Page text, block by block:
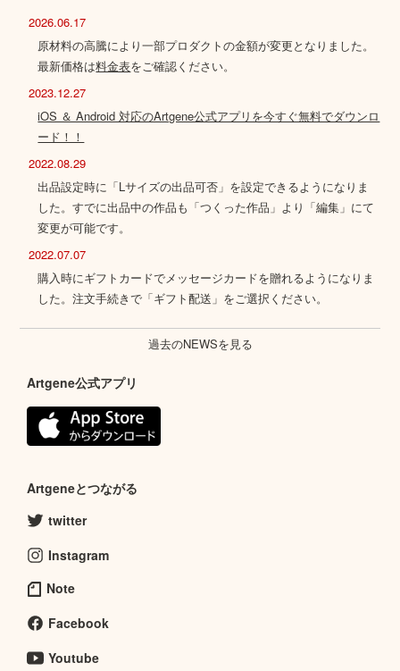
2026.06.17
原材料の高騰により一部プロダクトの金額が変更となりました。
最新価格は料金表をご確認ください。
2023.12.27
iOS ＆ Android 対応のArtgene公式アプリを今すぐ無料でダウンロ
ード！！
2022.08.29
出品設定時に「Lサイズの出品可否」を設定できるようになりま
した。すでに出品中の作品も「つくった作品」より「編集」にて
変更が可能です。
2022.07.07
購入時にギフトカードでメッセージカードを贈れるようになりま
した。注文手続きで「ギフト配送」をご選択ください。
過去のNEWSを見る
Artgene公式アプリ
Artgeneとつながる
twitter
Instagram
Note
Facebook
Youtube